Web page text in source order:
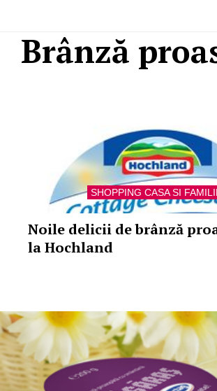
Brânză
SHOPPING CASA SI
Noile delicii de brânză
la Hochland